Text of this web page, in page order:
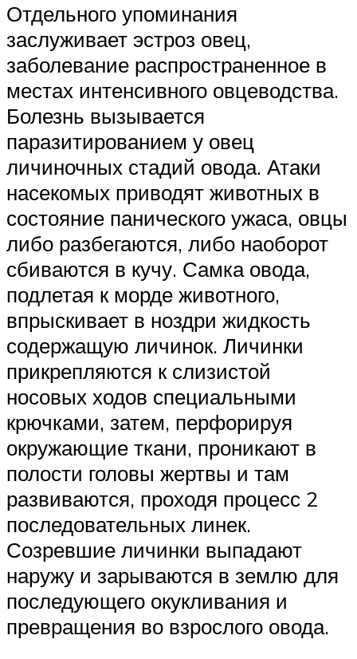
Отдельного упоминания
заслуживает эстроз овец,
заболевание распространенное в
местах интенсивного овцеводства.
Болезнь вызывается
паразитированием у овец
личиночных стадий овода. Атаки
насекомых приводят животных в
состояние панического ужаса, овцы
либо разбегаются, либо наоборот
сбиваются в кучу. Самка овода,
подлетая к морде животного,
впрыскивает в ноздри жидкость
содержащую личинок. Личинки
прикрепляются к слизистой
носовых ходов специальными
крючками, затем, перфорируя
окружающие ткани, проникают в
полости головы жертвы и там
развиваются, проходя процесс 2
последовательных линек.
Созревшие личинки выпадают
наружу и зарываются в землю для
последующего окукливания и
превращения во взрослого овода.